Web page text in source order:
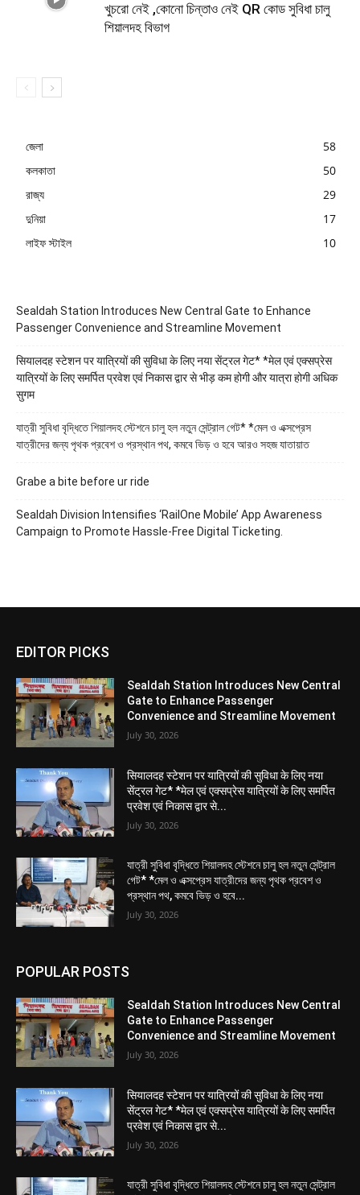
খুচরো নেই ,কোনো চিন্তাও নেই QR কোড সুবিধা চালু
শিয়ালদহ বিভাগ
জেলা
58
কলকাতা
50
রাজ্য
29
দুনিয়া
17
লাইফ স্টাইল
10
Sealdah Station Introduces New Central Gate to Enhance
Passenger Convenience and Streamline Movement
सियालदह स्टेशन पर यात्रियों की सुविधा के लिए नया सेंट्रल गेट* *मेल एवं एक्सप्रेस
यात्रियों के लिए समर्पित प्रवेश एवं निकास द्वार से भीड़ कम होगी और यात्रा होगी अधिक
सुगम
যাত্রী সুবিধা বৃদ্ধিতে শিয়ালদহ স্টেশনে চালু হল নতুন সেন্ট্রাল গেট* *মেল ও এক্সপ্রেস
যাত্রীদের জন্য পৃথক প্রবেশ ও প্রস্থান পথ, কমবে ভিড় ও হবে আরও সহজ যাতায়াত
Grabe a bite before ur ride
Sealdah Division Intensifies ‘RailOne Mobile’ App Awareness
Campaign to Promote Hassle-Free Digital Ticketing.
EDITOR PICKS
Sealdah Station Introduces New Central
Gate to Enhance Passenger
Convenience and Streamline Movement
July 30, 2026
सियालदह स्टेशन पर यात्रियों की सुविधा के लिए नया
सेंट्रल गेट* *मेल एवं एक्सप्रेस यात्रियों के लिए समर्पित
प्रवेश एवं निकास द्वार से...
July 30, 2026
যাত্রী সুবিধা বৃদ্ধিতে শিয়ালদহ স্টেশনে চালু হল নতুন সেন্ট্রাল
গেট* *মেল ও এক্সপ্রেস যাত্রীদের জন্য পৃথক প্রবেশ ও
প্রস্থান পথ, কমবে ভিড় ও হবে...
July 30, 2026
POPULAR POSTS
Sealdah Station Introduces New Central
Gate to Enhance Passenger
Convenience and Streamline Movement
July 30, 2026
सियालदह स्टेशन पर यात्रियों की सुविधा के लिए नया
सेंट्रल गेट* *मेल एवं एक्सप्रेस यात्रियों के लिए समर्पित
प्रवेश एवं निकास द्वार से...
July 30, 2026
যাত্রী সুবিধা বৃদ্ধিতে শিয়ালদহ স্টেশনে চালু হল নতুন সেন্ট্রাল